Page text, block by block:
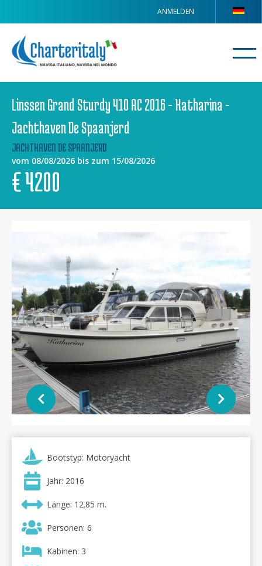
ANMELDEN
Linssen Grand Sturdy 410 AC 2016 - Katharina -
Jachthaven De Spaanjerd
JACHTHAVEN DE SPAANJERD
vom 08/08/2026 bis zum 15/08/2026
€4200
Bootstyp: Motoryacht
Jahr: 2016
Länge: 12.85 m.
Personen: 6
Kabinen: 3